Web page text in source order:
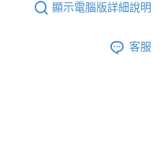
顯示電腦版詳細說明
客服